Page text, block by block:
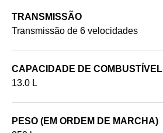
TRANSMISSÃO
Transmissão de 6 velocidades
CAPACIDADE DE COMBUSTÍVEL
13.0 L
PESO (EM ORDEM DE MARCHA)